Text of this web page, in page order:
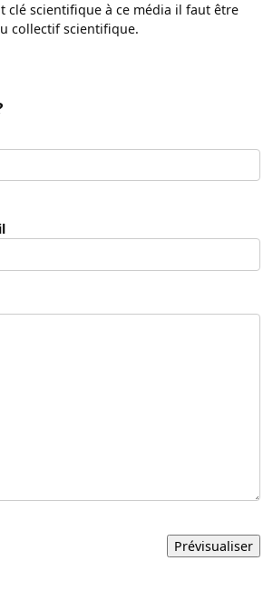
clé scientifique à ce média il faut être
collectif scientifique.